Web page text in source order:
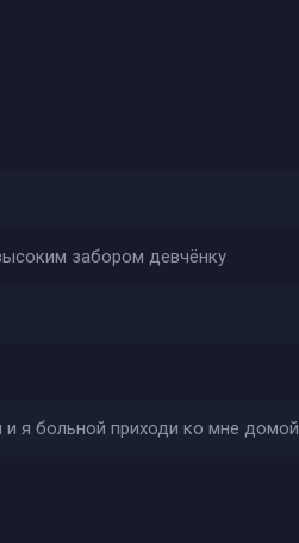
забором девчёнку
и я больной приходи ко мне домой